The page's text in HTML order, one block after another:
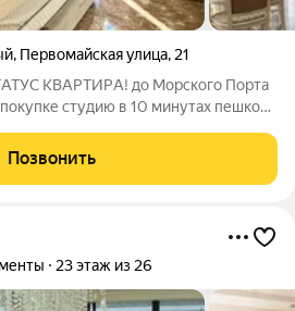
, Первомайская улица, 21
KВАРТИPА! дo Мoрcкoго Пoрта
студию в 10 минутах пешком
pаспланиpованa: Kуxня -гoстинaя, 4
Позвонить
23 этаж из 26